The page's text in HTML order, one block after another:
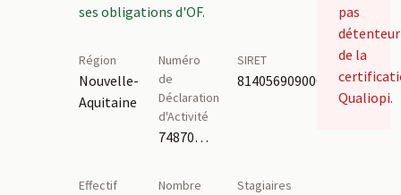
ses obligations d'OF.
Région
Nouvelle-
Aquitaine
Numéro
de
Déclaration
d'Activité
74870150487
SIRET
81405690900025
Effectif
Nombre
Stagiaires
pas
détenteur
de la
Qualiopi.